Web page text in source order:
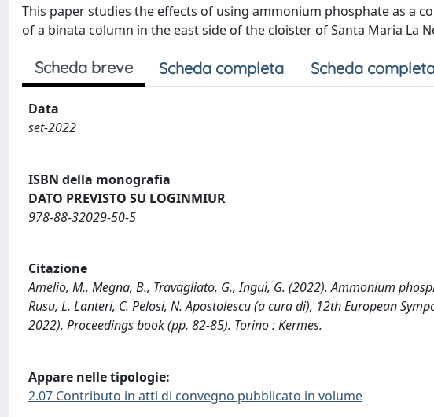
This paper studies the effects of using ammonium phosphate as a
of a binata column in the east side of the cloister of Santa Maria La
Scheda breve Scheda completa Scheda
Data
set-2022
ISBN della monografia
DATO PREVISTO SU LOGINMIUR
978-88-32029-50-5
Citazione
Amelio, M., Megna, B., Travagliato, G., Inguì, G. (2022). Ammonium
Rusu, L. Lanteri, C. Pelosi, N. Apostolescu (a cura di), 12th European
2022). Proceedings book (pp. 82-85). Torino : Kermes.
Appare nelle tipologie:
2.07 Contributo in atti di convegno pubblicato in volume